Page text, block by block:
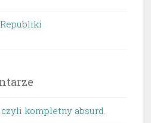
czyli kompletny absurd.